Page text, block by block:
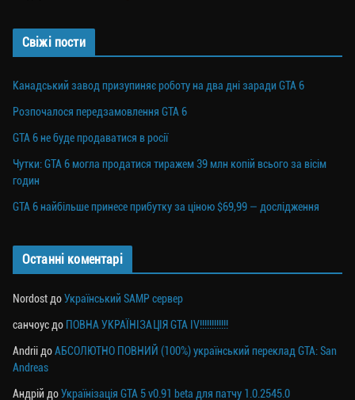
Свіжі пости
Канадський завод призупиняє роботу на два дні заради GTA 6
Розпочалося передзамовлення GTA 6
GTA 6 не буде продаватися в росії
Чутки: GTA 6 могла продатися тиражем 39 млн копій всього за вісім
годин
GTA 6 найбільше принесе прибутку за ціною $69,99 — дослідження
Останні коментарі
Nordost доУкраїнський SAMP сервер
санчоус до ПОВНА УКРАЇНІЗАЦІЯ GTA IV!!!!!!!!!!!!
Andrii доАБСОЛЮТНО ПОВНИЙ (100%) український переклад GTA: San
Andreas
Андрій доУкраїнізація GTA 5 v0.91 beta для патчу 1.0.2545.0